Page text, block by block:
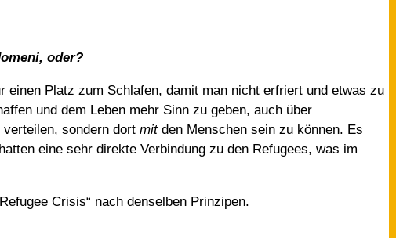
oder?
Platz zum Schlafen, damit man nicht erfriert und etwas zu
und dem Leben mehr Sinn zu geben, auch über
sondern dort mitden Menschen sein zu können. Es
eine sehr direkte Verbindung zu den Refugees, was im
Crisis“ nach denselben Prinzipen.